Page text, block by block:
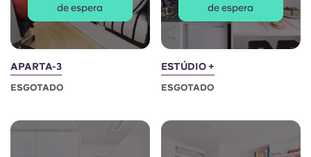
de espera
APARTA-3
ESGOTADO
de espera
ESTÚDIO +
ESGOTADO